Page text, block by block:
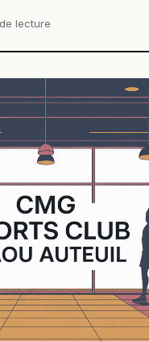
lecture